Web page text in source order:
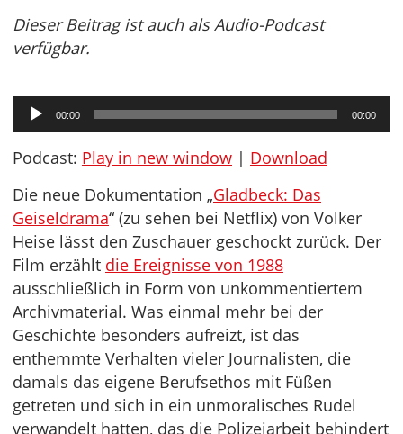
Dieser Beitrag ist auch als Audio-Podcast
verfügbar.
Audio-
Player
00:00 00:00
Podcast: Play in new window | Download
Die neue Dokumentation „Gladbeck: Das
Geiseldrama“ (zu sehen bei Netflix) von Volker
Heise lässt den Zuschauer geschockt zurück. Der
Film erzählt die Ereignisse von 1988
ausschließlich in Form von unkommentiertem
Archivmaterial. Was einmal mehr bei der
Geschichte besonders aufreizt, ist das
enthemmte Verhalten vieler Journalisten, die
damals das eigene Berufsethos mit Füßen
getreten und sich in ein unmoralisches Rudel
verwandelt hatten, das die Polizeiarbeit behindert